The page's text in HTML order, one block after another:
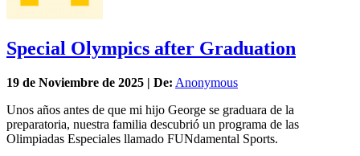
Special Olympics after Graduation
19 de Noviembre de 2025 | De: Anonymous
Unos años antes de que mi hijo George se graduara de la
preparatoria, nuestra familia descubrió un programa de las
Olimpiadas Especiales llamado FUNdamental Sports.